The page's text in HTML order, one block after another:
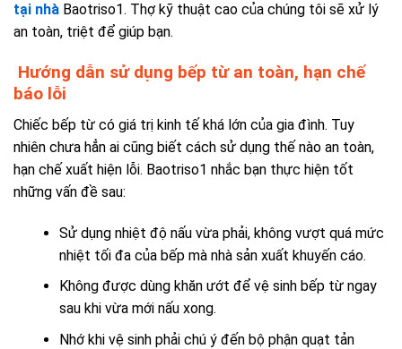
tại nhà Baotriso1. Thợ kỹ thuật cao của chúng tôi sẽ xử lý
an toàn, triệt để giúp bạn.
Hướng dẫn sử dụng bếp từ an toàn, hạn chế
báo lỗi
Chiếc bếp từ có giá trị kinh tế khá lớn của gia đình. Tuy
nhiên chưa hẳn ai cũng biết cách sử dụng thế nào an toàn,
hạn chế xuất hiện lỗi. Baotriso1 nhắc bạn thực hiện tốt
những vấn đề sau:
Sử dụng nhiệt độ nấu vừa phải, không vượt quá mức
nhiệt tối đa của bếp mà nhà sản xuất khuyến cáo.
Không được dùng khăn ướt để vệ sinh bếp từ ngay
sau khi vừa mới nấu xong.
Nhớ khi vệ sinh phải chú ý đến bộ phận quạt tản